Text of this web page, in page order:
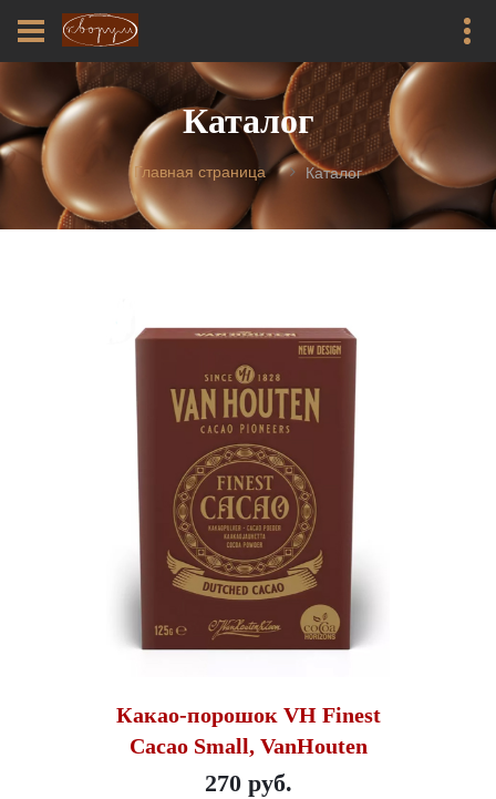
Каталог
Главная страница Каталог
Какао-порошок VH Finest
Cacao Small, VanHouten
270 руб.